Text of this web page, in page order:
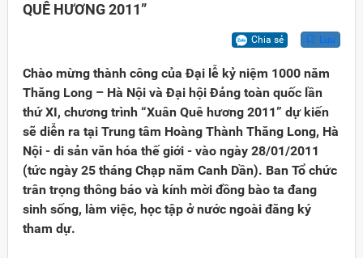
QUÊ HƯƠNG 2011”
Chia sẻ Lưu
Chào mừng thành công của Đại lễ kỷ niệm 1000 năm
Thăng Long – Hà Nội và Đại hội Đảng toàn quốc lần
thứ XI, chương trình “Xuân Quê hương 2011” dự kiến
sẽ diễn ra tại Trung tâm Hoàng Thành Thăng Long, Hà
Nội - di sản văn hóa thế giới - vào ngày 28/01/2011
(tức ngày 25 tháng Chạp năm Canh Dần). Ban Tổ chức
trân trọng thông báo và kính mời đồng bào ta đang
sinh sống, làm việc, học tập ở nước ngoài đăng ký
tham dự.